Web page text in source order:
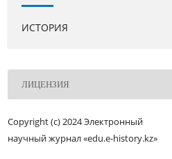
ИСТОРИЯ
ЛИЦЕНЗИЯ
Copyright (c) 2024 Электронный
научный журнал «edu.e-history.kz»